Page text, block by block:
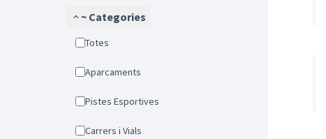
~ Categories
Totes
Aparcaments
Pistes Esportives
Carrers i Vials